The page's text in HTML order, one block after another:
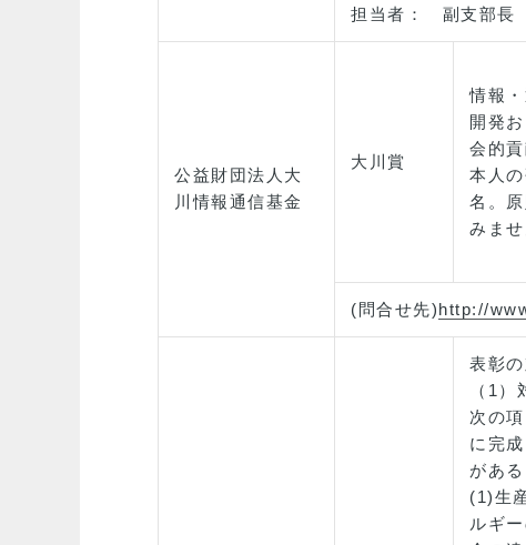
担当者： 副支部
公益財団法人大
川情報通信基金
大川賞
情報
開発
会的
本人
名。
みませ
(問合せ先)http://
表彰の
（1
次の
に完
があ
(1)生
ルギ